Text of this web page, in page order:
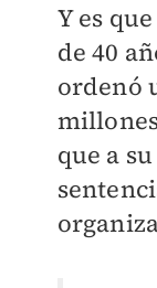
Y es
de 40
ordenó
que a